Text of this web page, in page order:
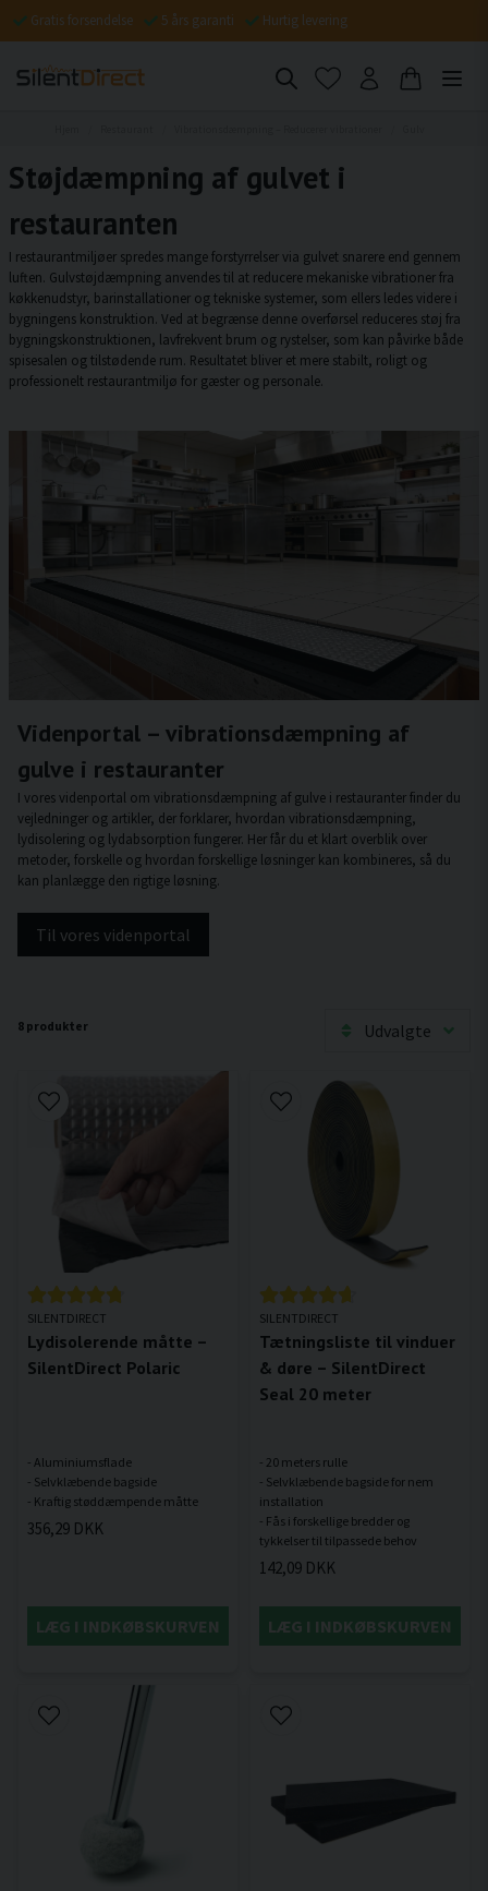
Gratis forsendelse 5 års garanti Hurtig levering
Støjdæmpning af gulvet i
restauranten
I restaurantmiljøer spredes mange forstyrrelser via gulvet snarere end gennem
luften. Gulvstøjdæmpning anvendes til at reducere mekaniske vibrationer fra
køkkenudstyr, barinstallationer og tekniske systemer, som ellers ledes videre i
bygningens konstruktion. Ved at begrænse denne overførsel reduceres støj fra
bygningskonstruktionen, lavfrekvent brum og rystelser, som kan påvirke både
spisesalen og tilstødende rum. Resultatet bliver et mere stabilt, roligt og
professionelt restaurantmiljø for gæster og personale.
Videnportal – vibrationsdæmpning af
gulve i restauranter
I vores videnportal om vibrationsdæmpning af gulve i restauranter finder du
vejledninger og artikler, der forklarer, hvordan vibrationsdæmpning,
lydisolering og lydabsorption fungerer. Her får du et klart overblik over
metoder, forskelle og hvordan forskellige løsninger kan kombineres, så du
kan planlægge den rigtige løsning.
Til vores videnportal
8 produkter Udvalgte
SILENTDIRECT
Lydisolerende måtte –
SilentDirect Polaric
- Aluminiumsflade
- Selvklæbende bagside
356,29 DKK
LÆG I INDKØBSKURVEN
SILENTDIRECT
Tætningsliste til vinduer
& døre – SilentDirect
Seal 20 meter
- 20 meters rulle
- Selvklæbende bagside for nem
installation
- Fås i forskellige bredder og
142,09 DKK
LÆG I INDKØBSKURVEN